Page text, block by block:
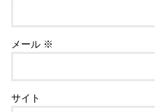
メール ※
サイト